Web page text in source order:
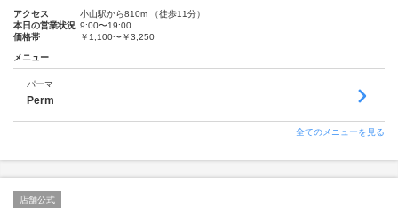
アクセス
小山駅から810m （徒歩11分）
本日の営業状況 9:00〜19:00
価格帯
￥1,100〜￥3,250
メニュー
パーマ
Perm
全てのメニューを見る
店舗公式